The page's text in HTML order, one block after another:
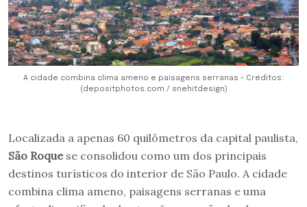
A cidade combina clima ameno e paisagens serranas - Créditos:
(depositphotos.com / snehitdesign)
Localizada a apenas 60 quilômetros da capital paulista,
São Roquese consolidou como um dos principais
destinos turísticos do interior de São Paulo. A cidade
combina clima ameno, paisagens serranas e uma